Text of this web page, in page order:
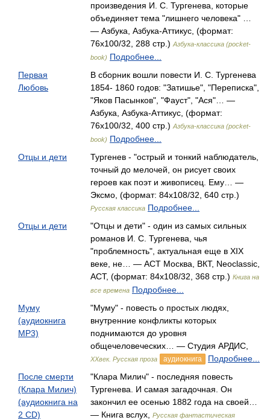
произведения И. С. Тургенева, которые
объединяет тема "лишнего человека" …
— Азбука, Азбука-Аттикус, (формат:
76x100/32, 288 стр.) Азбука-классика (pocket-
book) Подробнее...
Первая
Любовь
В сборник вошли повести И. С. Тургенева
1854- 1860 годов: "Затишье", "Переписка",
"Яков Пасынков", "Фауст", "Ася"… —
Азбука, Азбука-Аттикус, (формат:
76x100/32, 400 стр.) Азбука-классика (pocket-
book) Подробнее...
Отцы и дети
Тургенев - "острый и тонкий наблюдатель,
точный до мелочей, он рисует своих
героев как поэт и живописец. Ему… —
Эксмо, (формат: 84x108/32, 640 стр.)
Русская классика Подробнее...
Отцы и дети
"Отцы и дети" - один из самых сильных
романов И. С. Тургенева, чья
"проблемность", актуальная еще в XIX
веке, не… — АСТ Москва, ВКТ, Neoclassic,
АСТ, (формат: 84x108/32, 368 стр.) Книга на
все времена Подробнее...
Муму
(аудиокнига
MP3)
"Муму" - повесть о простых людях,
внутренние конфликты которых
поднимаются до уровня
общечеловеческих… — Студия АРДИС,
XXвек. Русская проза аудиокнига
Подробнее...
После смерти
(Клара Милич)
(аудиокнига на
2 CD)
"Клара Милич" - последняя повесть
Тургенева. И самая загадочная. Он
закончил ее осенью 1882 года на своей…
— Книга вслух,
Русская фантастическая